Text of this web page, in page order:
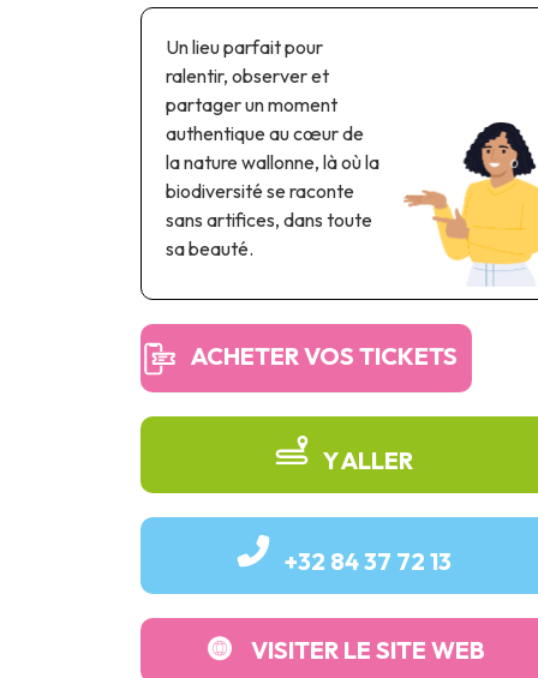
Un lieu parfait pour
ralentir, observer et
partager un moment
authentique au cœur de
la nature wallonne, là où la
biodiversité se raconte
sans artifices, dans toute
sa beauté.
ACHETER VOS TICKETS
Y ALLER
+32 84 37 72 13
VISITER LE SITE WEB